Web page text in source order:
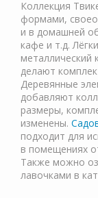
Коллекция
формами,
и в домашней
кафе и т.д.
металлический
делают
Деревянные
добавляют
размеры,
изменены.
подходит для
в помещениях
Также можно
лавочками в